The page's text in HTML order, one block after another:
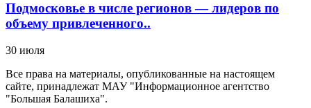
Подмосковье в числе регионов — лидеров по
объему привлеченного..
30 июля
Все права на материалы, опубликованные на настоящем
сайте, принадлежат МАУ "Информационное агентство
"Большая Балашиха".